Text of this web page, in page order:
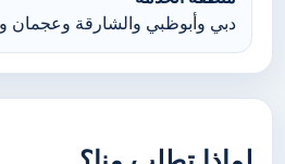
دبي وأبوظبي والشارقة وعجمان